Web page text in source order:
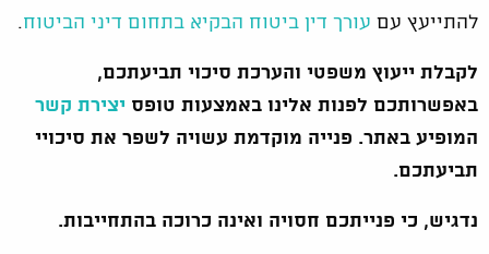
להתייעץ עם עורך דין ביטוח הבקיא בתחום דיני הביטוח.
לקבלת ייעוץ משפטי והערכת סיכוי תביעתכם,
באפשרותכם לפנות אלינו באמצעות טופס יצירת קשר
המופיע באתר. פנייה מוקדמת עשויה לשפר את סיכויי
תביעתכם.
נדגיש, כי פנייתכם חסויה ואינה כרוכה בהתחייבות.